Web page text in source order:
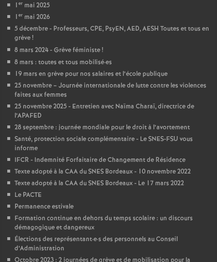
s
n
s
e
i
g
e
m
1 er mai 2025
1 er mai 2026
5 décembre - Professeurs, CPE, PsyEN, AED, AESH Toutes et tous en
grève!
8 mars 2024 - Grève féministe!
8 mars : toutes et tous mobilisé·es
19 mars en grève pour nos salaires et l’école publique
25 novembre – Journée internationale de lutte contre les violences
faites aux femmes
25 novembre 2025 - Entretien avec Naïma Charaï, directrice de
l’APAFED
28 septembre : journée mondiale pour le droit à l’avortement
Santé, protection sociale complémentaire - Le SNES-FSU vous
informe
IFCR - Indemnité Forfaitaire de Changement de Résidence
Texte adopté à la CAA du SNES Bordeaux - 10 novembre 2022
Texte adopté à la CAA du SNES Bordeaux - Le 17 mars 2022
Le PACTE
Permanence estivale
Formation continue en dehors du temps scolaire : un discours
démagogique et dangereux
Élections des représentant·e·s des personnels au Conseil
d’Administration